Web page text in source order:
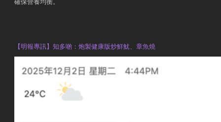
確保營養均衡。
【明報專訊】知多啲：炮製健康版炒鮮魷、章魚燒